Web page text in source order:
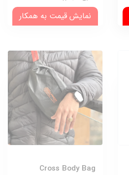
نمایش قیمت به همکار
Cross Body Bag